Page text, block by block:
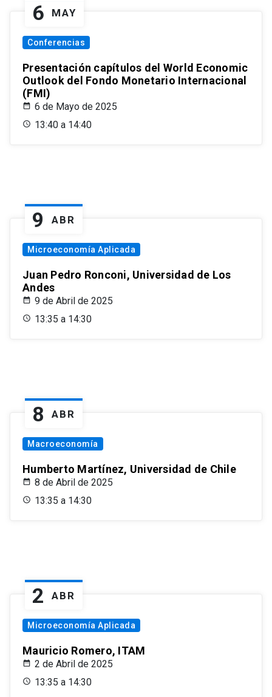
6 MAY
Conferencias
Presentación capítulos del World Economic
Outlook del Fondo Monetario Internacional
(FMI)
6 de Mayo de 2025
13:40 a 14:40
9 ABR
Microeconomía Aplicada
Juan Pedro Ronconi, Universidad de Los
Andes
9 de Abril de 2025
13:35 a 14:30
8 ABR
Macroeconomía
Humberto Martínez, Universidad de Chile
8 de Abril de 2025
13:35 a 14:30
2 ABR
Microeconomía Aplicada
Mauricio Romero, ITAM
2 de Abril de 2025
13:35 a 14:30